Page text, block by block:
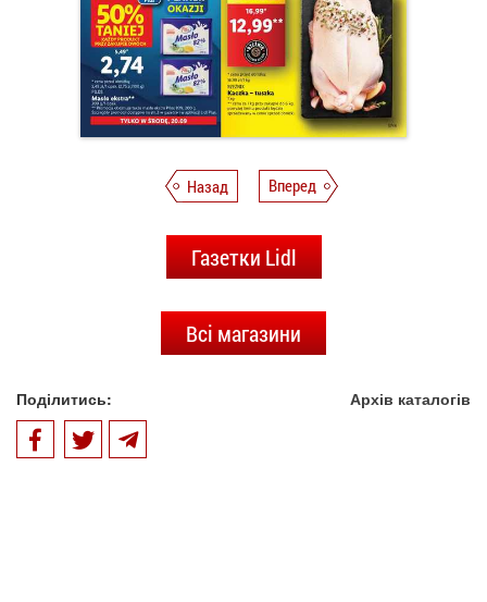
Назад Вперед
Газетки Lidl
Всі магазини
Поділитись: Архів каталогів